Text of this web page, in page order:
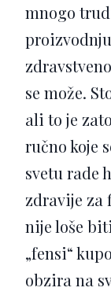
mnogo
se može.
ali to je
ručno koje
svetu rade
zdravije za
nije loše
„fensi“
obzira na